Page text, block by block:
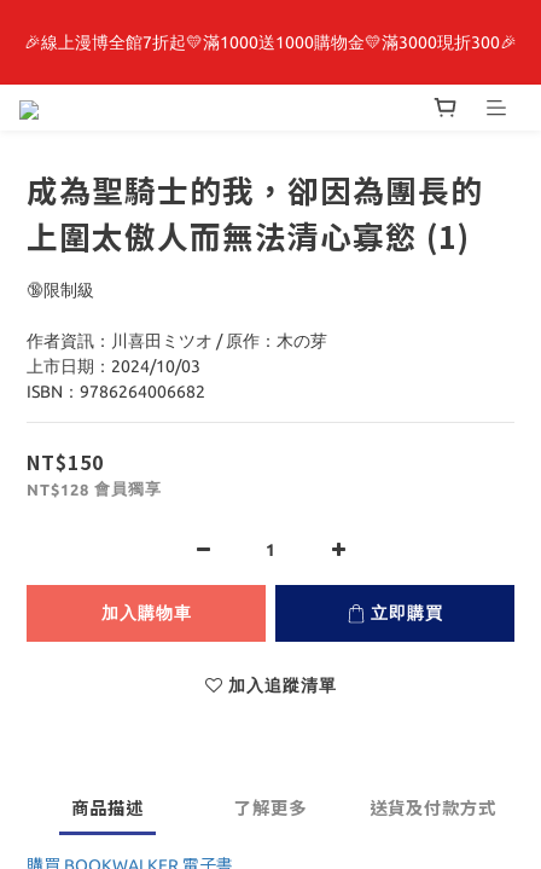
最新開賣🔥「全知讀者視角」 周邊商品
🎉線上漫博全館7折起💛滿1000送1000購物金💛滿3000現折300🎉
【抽籤堂】 影之強者、你又被殺了呢，偵探大人、約會大作戰、
最新開賣🔥「全知讀者視角」 周邊商品
成為聖騎士的我，卻因為團長的
上圍太傲人而無法清心寡慾 (1)
🔞限制級
作者資訊：川喜田ミツオ / 原作：木の芽
上市日期：2024/10/03
ISBN：9786264006682
NT$150
NT$128 會員獨享
加入購物車 立即購買
加入追蹤清單
商品描述 了解更多 送貨及付款方式